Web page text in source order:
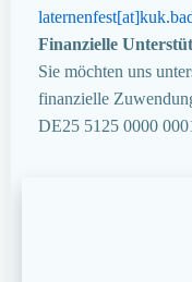
Finanzielle
Sie möchten uns
finanzielle
DE25 5125 0000